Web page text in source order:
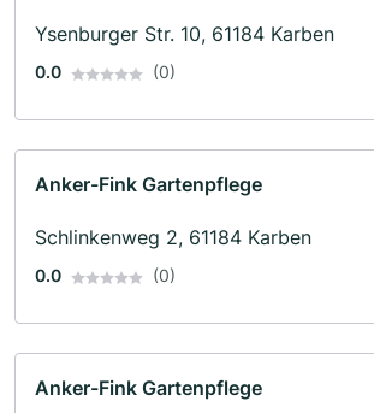
Ysenburger Str. 10, 61184 Karben
0.0 (0)
Anker-Fink Gartenpflege
Schlinkenweg 2, 61184 Karben
0.0 (0)
Anker-Fink Gartenpflege